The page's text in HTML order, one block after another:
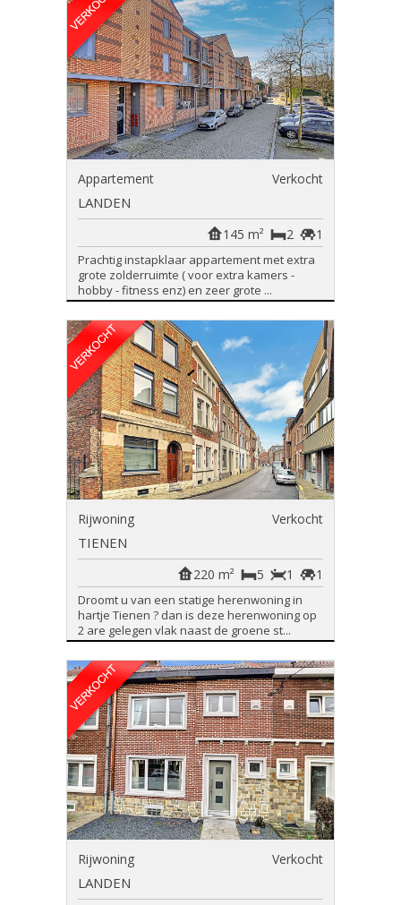
Appartement Verkocht
LANDEN
1
2
145 m²
Prachtig instapklaar appartement met extra
grote zolderruimte ( voor extra kamers -
hobby - fitness enz) en zeer grote ...
Rijwoning Verkocht
TIENEN
1
1
5
220 m²
Droomt u van een statige herenwoning in
hartje Tienen ? dan is deze herenwoning op
2 are gelegen vlak naast de groene st...
Rijwoning Verkocht
LANDEN